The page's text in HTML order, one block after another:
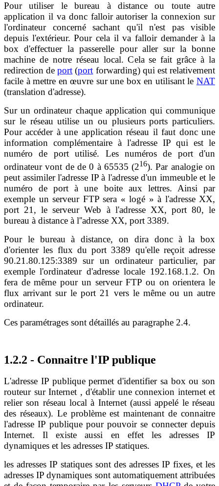
Pour utiliser le bureau à distance ou toute autre
application il va donc falloir autoriser la connexion sur
l'ordinateur concerné sachant qu'il n'est pas visible
depuis l'extérieur. Pour cela il va falloir demander à la
box d'effectuer la passerelle pour aller sur la bonne
machine de notre réseau local. Cela se fait grâce à la
redirection deport (port forwarding) qui est relativement
facile à mettre en œuvre sur une box en utilisant le NAT
(translation d'adresse).
Sur un ordinateur chaque application qui communique
sur le réseau utilise un ou plusieurs ports particuliers.
Pour accéder à une application réseau il faut donc une
information complémentaire à l'adresse IP qui est le
numéro de port utilisé. Les numéros de port d'un
ordinateur vont de de 0 à 65535 (216). Par analogie on
peut assimiler l'adresse IP à l'adresse d'un immeuble et le
numéro de port à une boite aux lettres. Ainsi par
exemple un serveur FTP sera « logé » à l'adresse XX,
port 21, le serveur Web à l'adresse XX, port 80, le
bureau à distance à l''adresse XX, port 3389.
Pour le bureau à distance, on dira donc à la box
d'orienter les flux du port 3389 qu'elle reçoit adresse
90.21.80.125:3389 sur un ordinateur particulier, par
exemple l'ordinateur d'adresse locale 192.168.1.2. On
fera de même pour un serveur FTP ou on orientera le
flux arrivant sur le port 21 vers le même ou un autre
ordinateur.
Ces paramétrages sont détaillés au paragraphe 2.4.
1.2.2 - Connaitre l'IP publique
L'adresse IP publique permet d'identifier sa box ou son
routeur sur Internet , d'établir une connexion internet et
relier son réseau local à Internet (aussi appelé le réseau
des réseaux). Le problème est maintenant de connaitre
l'adresse IP publique pour pouvoir se connecter depuis
Internet. Il existe aussi en effet les adresses IP
dynamiques et les adresses IP statiques.
les adresses IP statiques sont des adresses IP fixes, et les
adresses IP dynamiques sont automatiquement attribuées